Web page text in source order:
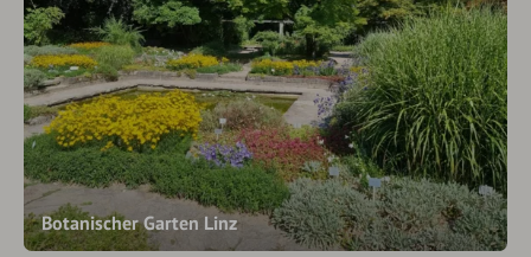
Botanischer Garten Linz